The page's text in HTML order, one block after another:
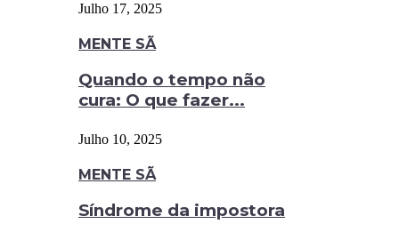
Julho 17, 2025
MENTE SÃ
Quando o tempo não
cura: O que fazer...
Julho 10, 2025
MENTE SÃ
Síndrome da impostora